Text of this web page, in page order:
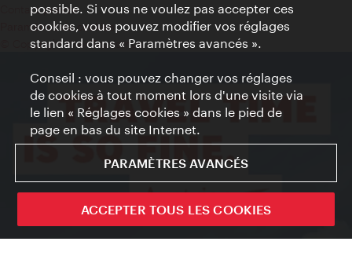
Contact presse
Paramètres de cookies
© Copyright WienTourismus
possible. Si vous ne voulez pas accepter ces
cookies, vous pouvez modifier vos réglages
standard dans « Paramètres avancés ».
Conseil : vous pouvez changer vos réglages
de cookies à tout moment lors d'une visite via
le lien « Réglages cookies » dans le pied de
page en bas du site Internet.
PARAMÈTRES AVANCÉS
ACCEPTER TOUS LES COOKIES